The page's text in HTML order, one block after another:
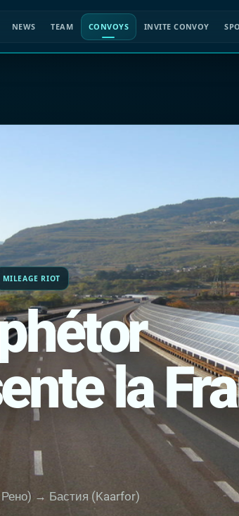
MILEAGE RIOT
la
→ Бастия (Kaarfor)
NEWS TEAM CONVOYS INVITE CONVOY